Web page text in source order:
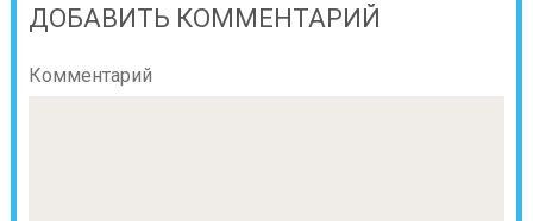
ДОБАВИТЬ КОММЕНТАРИЙ
Комментарий